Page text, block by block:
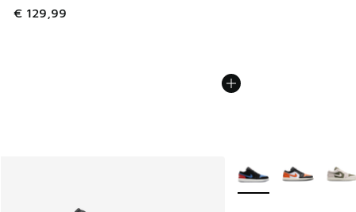
€ 129,99
Weitere Farben